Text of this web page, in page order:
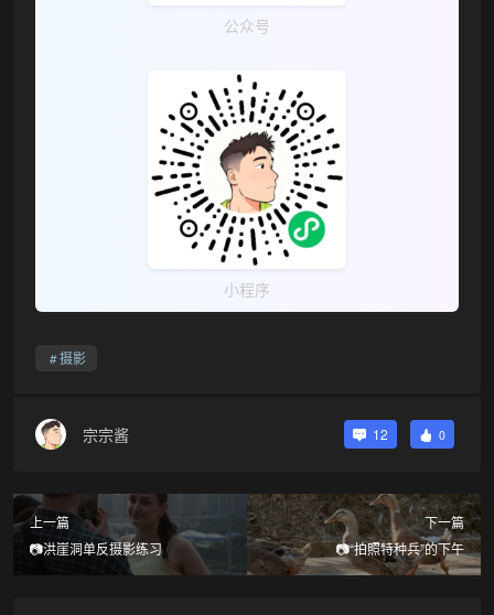
公众号
小程序
摄影
宗宗酱 12 0
上一篇
📷洪崖洞单反摄影练习
下一篇
📷“拍照特种兵”的下午